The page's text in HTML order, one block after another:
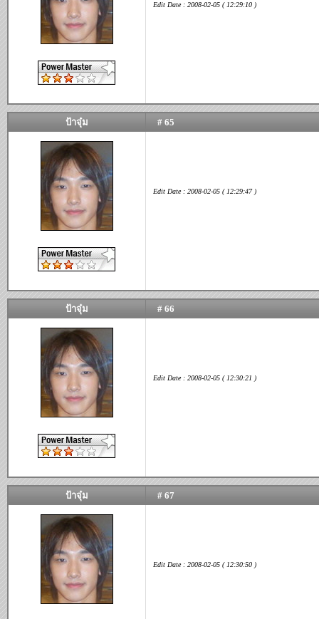
Edit Date : 2008-02-05 ( 12:29:10 )
ป้าจุ๋ม # 65
Edit Date : 2008-02-05 ( 12:29:47 )
ป้าจุ๋ม # 66
Edit Date : 2008-02-05 ( 12:30:21 )
ป้าจุ๋ม # 67
Edit Date : 2008-02-05 ( 12:30:50 )